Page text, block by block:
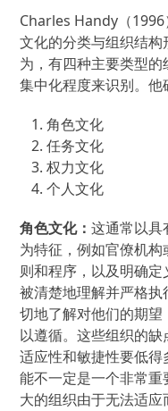
Charles Handy（
文化的分类与组织结
为，有四种主要类型
集中化程度来识别。他
角色文化
任务文化
权力文化
个人文化
角色文化：这通常以具
为特征，例如官僚机
则和程序，以及明确
被清楚地理解并严格
切地了解对他们的期
以遵循。这些组织的
适应性和敏捷性要低
能不一定是一个非常
大的组织由于无法适应